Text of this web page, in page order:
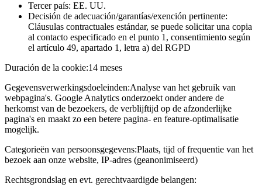
Tercer país: EE. UU.
Decisión de adecuación/garantías/exención pertinente:
Cláusulas contractuales estándar, se puede solicitar una copia
al contacto especificado en el punto 1, consentimiento según
el artículo 49, apartado 1, letra a) del RGPD
Duración de la cookie:14 meses
Gegevensverwerkingsdoeleinden:Analyse van het gebruik van
webpagina's. Google Analytics onderzoekt onder andere de
herkomst van de bezoekers, de verblijftijd op de afzonderlijke
pagina's en maakt zo een betere pagina- en feature-optimalisatie
mogelijk.
Categorieën van persoonsgegevens:Plaats, tijd of frequentie van het
bezoek aan onze website, IP-adres (geanonimiseerd)
Rechtsgrondslag en evt. gerechtvaardigde belangen: